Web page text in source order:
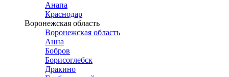
Анапа
Краснодар
Воронежская область
Воронежская область
Анна
Бобров
Борисоглебск
Дракино